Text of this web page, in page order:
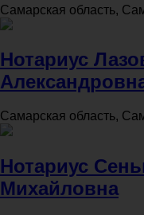
Самарская область,
Нотариус
Самарская область,
Нотариус
Михайловна